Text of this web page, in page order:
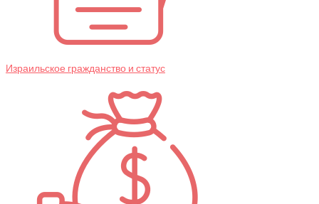
Израильское гражданство и статус